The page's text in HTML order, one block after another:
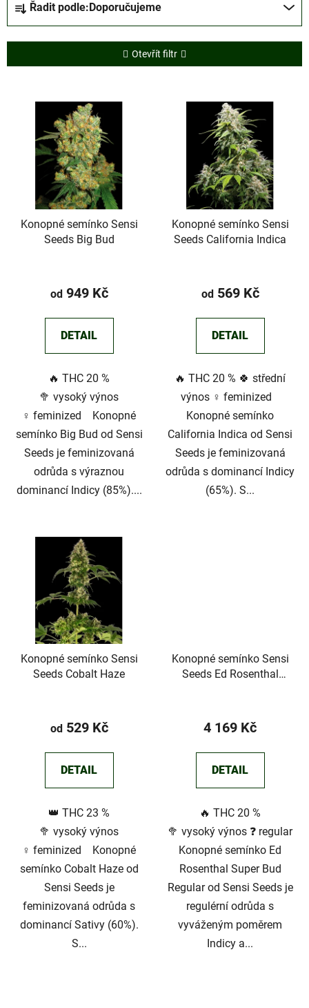
n
Řadit podle: Doporučujeme
Otevřít filtr
Konopné semínko Sensi
Seeds Big Bud
od949 Kč
DETAIL
🔥 THC 20 %
🥦 vysoký výnos
♀️ feminized Konopné
semínko Big Bud od Sensi
Seeds je feminizovaná
odrůda s výraznou
dominancí Indicy (85%)....
Konopné semínko Sensi
Seeds California Indica
od569 Kč
DETAIL
🔥 THC 20 % 🍀 střední
výnos ♀️ feminized
Konopné semínko
California Indica od Sensi
Seeds je feminizovaná
odrůda s dominancí Indicy
(65%). S...
Konopné semínko Sensi
Seeds Cobalt Haze
od529 Kč
DETAIL
👑 THC 23 %
🥦 vysoký výnos
♀️ feminized Konopné
semínko Cobalt Haze od
Sensi Seeds je
feminizovaná odrůda s
dominancí Sativy (60%).
S...
Konopné semínko Sensi
Seeds Ed Rosenthal
4 169 Kč
DETAIL
🔥 THC 20 %
🥦 vysoký výnos ❓ regular
Konopné semínko Ed
Rosenthal Super Bud
Regular od Sensi Seeds je
regulérní odrůda s
vyváženým poměrem
Indicy a...